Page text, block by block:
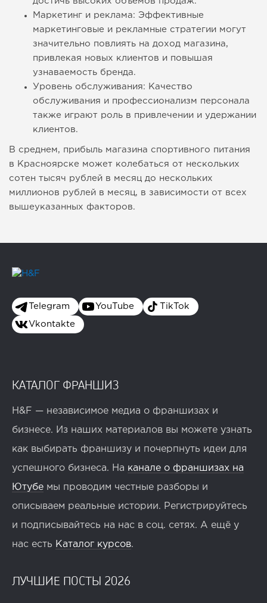
Маркетинг и реклама: Эффективные
маркетинговые и рекламные стратегии могут
значительно повлиять на доход магазина,
привлекая новых клиентов и повышая
узнаваемость бренда.
Уровень обслуживания: Качество
обслуживания и профессионализм персонала
также играют роль в привлечении и удержании
клиентов.
В среднем, прибыль магазина спортивного питания
в Красноярске может колебаться от нескольких
сотен тысяч рублей в месяц до нескольких
миллионов рублей в месяц, в зависимости от всех
вышеуказанных факторов.
Telegram YouTube TikTok
Vkontakte
КАТАЛОГ ФРАНШИЗ
H&F — независимое медиа о франшизах и
бизнесе. Из наших материалов вы можете узнать
как выбирать франшизу и почерпнуть идеи для
успешного бизнеса. На канале о франшизах на
Ютубе мы проводим честные разборы и
описываем реальные истории. Регистрируйтесь
и подписывайтесь на нас в соц. сетях. А ещё у
нас есть Каталог курсов.
ЛУЧШИЕ ПОСТЫ 2026